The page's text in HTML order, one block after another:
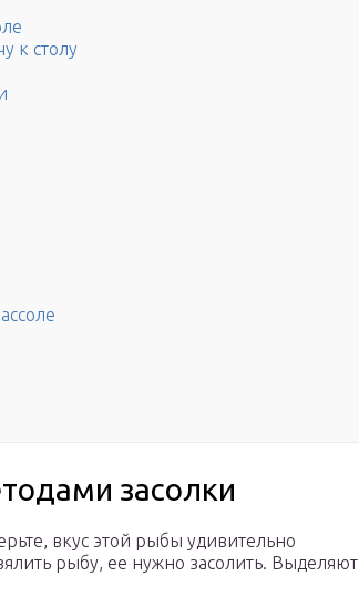
к столу
засолки
вкус этой рыбы удивительно
рыбу, ее нужно засолить. Выделяют